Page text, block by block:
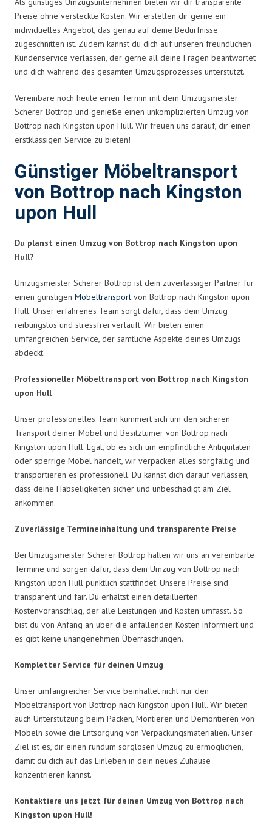
Preise ohne versteckte Kosten. Wir erstellen dir gerne ein
individuelles Angebot, das genau auf deine Bedürfnisse
zugeschnitten ist. Zudem kannst du dich auf unseren freundlichen
Kundenservice verlassen, der gerne all deine Fragen beantwortet
und dich während des gesamten Umzugsprozesses unterstützt.
Vereinbare noch heute einen Termin mit dem Umzugsmeister
Scherer Bottrop und genieße einen unkomplizierten Umzug von
Bottrop nach Kingston upon Hull. Wir freuen uns darauf, dir einen
erstklassigen Service zu bieten!
Günstiger Möbeltransport
von Bottrop nach Kingston
upon Hull
Du planst einen Umzug von Bottrop nach Kingston upon
Hull?
Umzugsmeister Scherer Bottrop ist dein zuverlässiger Partner für
einen günstigen Möbeltransport von Bottrop nach Kingston upon
Hull. Unser erfahrenes Team sorgt dafür, dass dein Umzug
reibungslos und stressfrei verläuft. Wir bieten einen
umfangreichen Service, der sämtliche Aspekte deines Umzugs
abdeckt.
Professioneller Möbeltransport von Bottrop nach Kingston
upon Hull
Unser professionelles Team kümmert sich um den sicheren
Transport deiner Möbel und Besitztümer von Bottrop nach
Kingston upon Hull. Egal, ob es sich um empfindliche Antiquitäten
oder sperrige Möbel handelt, wir verpacken alles sorgfältig und
transportieren es professionell. Du kannst dich darauf verlassen,
dass deine Habseligkeiten sicher und unbeschädigt am Ziel
ankommen.
Zuverlässige Termineinhaltung und transparente Preise
Bei Umzugsmeister Scherer Bottrop halten wir uns an vereinbarte
Termine und sorgen dafür, dass dein Umzug von Bottrop nach
Kingston upon Hull pünktlich stattfindet. Unsere Preise sind
transparent und fair. Du erhältst einen detaillierten
Kostenvoranschlag, der alle Leistungen und Kosten umfasst. So
bist du von Anfang an über die anfallenden Kosten informiert und
es gibt keine unangenehmen Überraschungen.
Kompletter Service für deinen Umzug
Unser umfangreicher Service beinhaltet nicht nur den
Möbeltransport von Bottrop nach Kingston upon Hull. Wir bieten
auch Unterstützung beim Packen, Montieren und Demontieren von
Möbeln sowie die Entsorgung von Verpackungsmaterialien. Unser
Ziel ist es, dir einen rundum sorglosen Umzug zu ermöglichen,
damit du dich auf das Einleben in dein neues Zuhause
konzentrieren kannst.
Kontaktiere uns jetzt für deinen Umzug von Bottrop nach
Kingston upon Hull!